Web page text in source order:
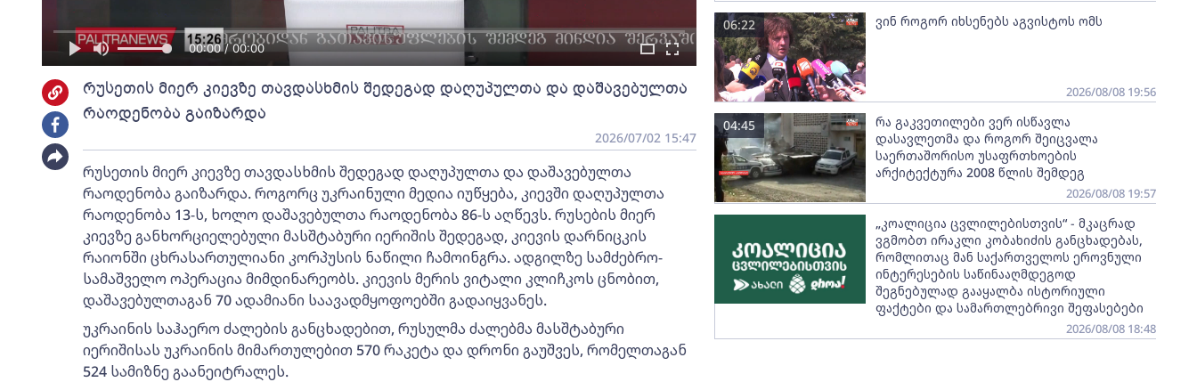
00:00 / 00:00
რუსეთის მიერ კიევზე თავდასხმის შედეგად დაღუპულთა და დაშავებულთა
რაოდენობა გაიზარდა
2026/07/02 15:47
რუსეთის მიერ კიევზე თავდასხმის შედეგად დაღუპულთა და დაშავებულთა
რაოდენობა გაიზარდა. როგორც უკრაინული მედია იუწყება, კიევში დაღუპულთა
რაოდენობა 13-ს, ხოლო დაშავებულთა რაოდენობა 86-ს აღწევს. რუსების მიერ
კიევზე განხორციელებული მასშტაბური იერიშის შედეგად, კიევის დარნიცკის
რაიონში ცხრასართულიანი კორპუსის ნაწილი ჩამოინგრა. ადგილზე სამძებრო-
სამაშველო ოპერაცია მიმდინარეობს. კიევის მერის ვიტალი კლიჩკოს ცნობით,
დაშავებულთაგან 70 ადამიანი საავადმყოფოებში გადაიყვანეს.
უკრაინის საჰაერო ძალების განცხადებით, რუსულმა ძალებმა მასშტაბური
იერიშისას უკრაინის მიმართულებით 570 რაკეტა და დრონი გაუშვეს, რომელთაგან
524 სამიზნე გაანეიტრალეს.
ვინ როგორ იხსენებს აგვისტოს ომს
06:22
2026/08/08 19:56
რა გაკვეთილები ვერ ისწავლა
დასავლეთმა და როგორ შეიცვალა
საერთაშორისო უსაფრთხოების
არქიტექტურა 2008 წლის შემდეგ
04:45
2026/08/08 19:57
„კოალიცია ცვლილებისთვის“ - მკაცრად
ვგმობთ ირაკლი კობახიძის განცხადებას,
რომლითაც მან საქართველოს ეროვნული
ინტერესების საწინააღმდეგოდ
შეგნებულად გააყალბა ისტორიული
ფაქტები და სამართლებრივი შეფასებები
2026/08/08 18:48